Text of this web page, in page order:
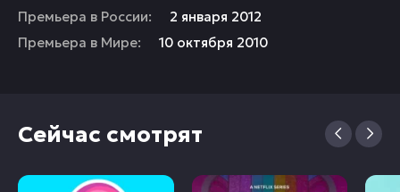
Премьера в России:
2 января 2012
Премьера в Мире:
10 октября 2010
Сейчас смотрят